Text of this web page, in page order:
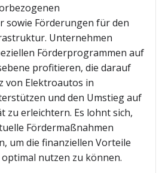
sowie Förderungen für den
Unternehmen
Förderprogrammen auf
profitieren, die darauf
von Elektroautos in
und den Umstieg auf
zu erleichtern. Es lohnt sich,
Fördermaßnahmen
um die finanziellen Vorteile
nutzen zu können.